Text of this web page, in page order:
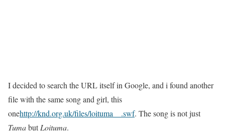
I decided to search the URL itself in Google, and i found another
file with the same song and girl, this
onehttp://knd.org.uk/files/loituma__.swf. The song is not just
TumabutLoituma.